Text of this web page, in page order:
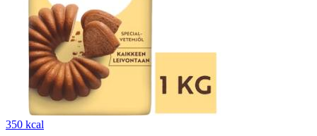
350 kcal